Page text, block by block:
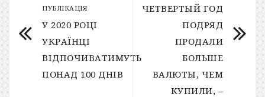
ПУБЛІКАЦІЯ
У 2020 РОЦІ
УКРАЇНЦІ
ВІДПОЧИВАТИМУТЬ
ПОНАД 100 ДНІВ
ЧЕТВЕРТЫЙ ГОД
ПОДРЯД
ПРОДАЛИ
БОЛЬШЕ
ВАЛЮТЫ, ЧЕМ
КУПИЛИ, –